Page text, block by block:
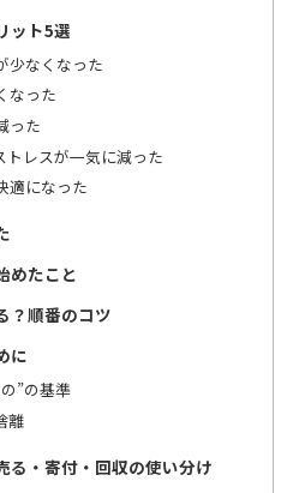
ット5選
少なくなった
なった
った
レスが一気に減った
適になった
めたこと
？順番のコツ
に
”の基準
離
・寄付・回収の使い分け